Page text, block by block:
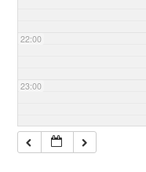
22:00
23:00